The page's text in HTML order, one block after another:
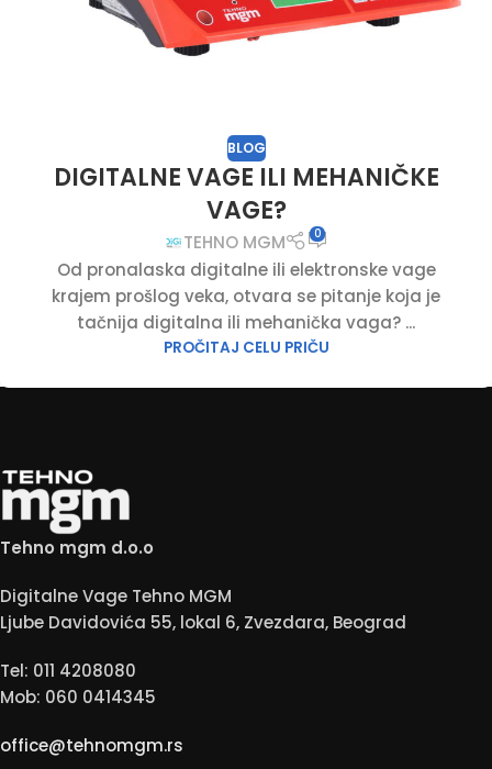
BLOG
DIGITALNE VAGE ILI MEHANIČKE
VAGE?
TEHNO MGM 0
Od pronalaska digitalne ili elektronske vage
krajem prošlog veka, otvara se pitanje koja je
tačnija digitalna ili mehanička vaga? ...
PROČITAJ CELU PRIČU
Tehno mgm d.o.o
Digitalne Vage Tehno MGM
Ljube Davidovića 55, lokal 6, Zvezdara, Beograd
Tel: 011 4208080
Mob: 060 0414345
office@tehnomgm.rs